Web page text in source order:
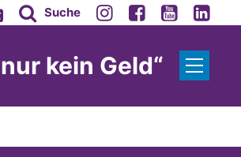
Suche
kein Geld“